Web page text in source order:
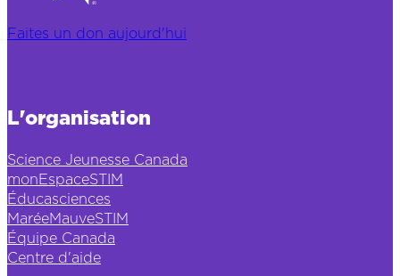
Faites un don aujourd'hui
L'organisation
Science Jeunesse Canada
monEspaceSTIM
Éducasciences
MaréeMauveSTIM
Équipe Canada
Centre d'aide